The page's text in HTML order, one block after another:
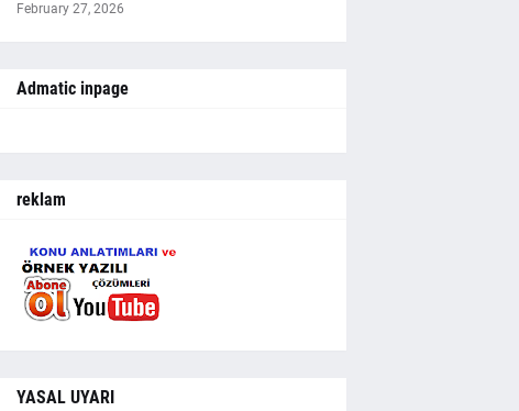
February 27, 2026
Admatic inpage
reklam
YASAL UYARI